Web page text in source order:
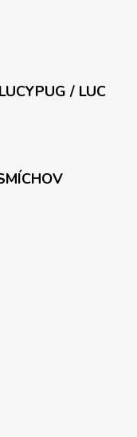
/ LUC